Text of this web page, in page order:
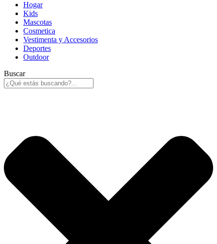
Hogar
Kids
Mascotas
Cosmetica
Vestimenta y Accesorios
Deportes
Outdoor
Buscar